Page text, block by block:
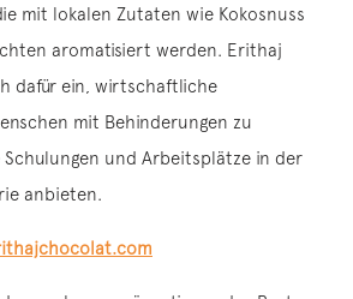
mit lokalen Zutaten wie Kokosnuss
aromatisiert werden. Erithaj
dafür ein, wirtschaftliche
mit Behinderungen zu
Schulungen und Arbeitsplätze in der
anbieten.